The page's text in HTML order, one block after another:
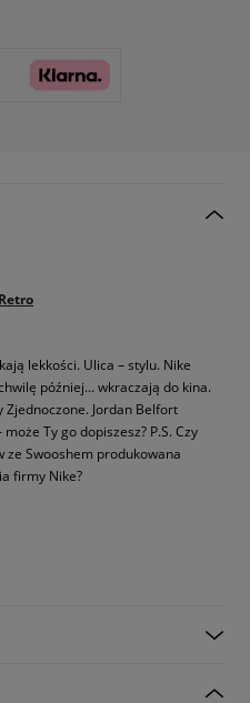
lekkości. Ulica – stylu. Nike
później... wkraczają do kina.
Zjednoczone. Jordan Belfort
Ty go dopiszesz? P.S. Czy
ze Swooshem produkowana
firmy Nike?